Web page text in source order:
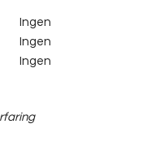
Ingen
Ingen
Ingen